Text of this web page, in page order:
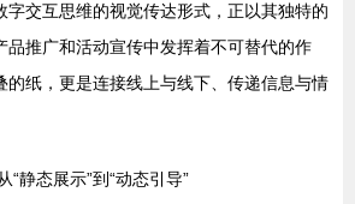
字交互思维的视觉传达形式，正以其独特的
品推广和活动宣传中发挥着不可替代的作
的纸，更是连接线上与线下、传递信息与情
“静态展示”到“动态引导”